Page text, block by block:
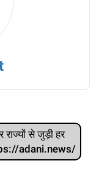
से जुड़ी हर
adani.news/